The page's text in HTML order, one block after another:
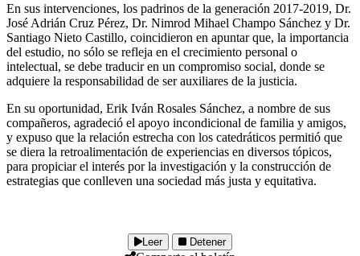
En sus intervenciones, los padrinos de la generación 2017-2019, Dr.
José Adrián Cruz Pérez, Dr. Nimrod Mihael Champo Sánchez y Dr.
Santiago Nieto Castillo, coincidieron en apuntar que, la importancia
del estudio, no sólo se refleja en el crecimiento personal o
intelectual, se debe traducir en un compromiso social, donde se
adquiere la responsabilidad de ser auxiliares de la justicia.
En su oportunidad, Erik Iván Rosales Sánchez, a nombre de sus
compañeros, agradeció el apoyo incondicional de familia y amigos,
y expuso que la relación estrecha con los catedráticos permitió que
se diera la retroalimentación de experiencias en diversos tópicos,
para propiciar el interés por la investigación y la construcción de
estrategias que conlleven una sociedad más justa y equitativa.
Leer Detener